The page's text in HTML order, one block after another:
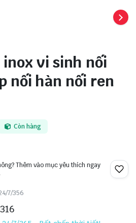
inox vi sinh nối
nối hàn nối ren
Còn hàng
Thêm vào mục yêu thích ngay
7/356